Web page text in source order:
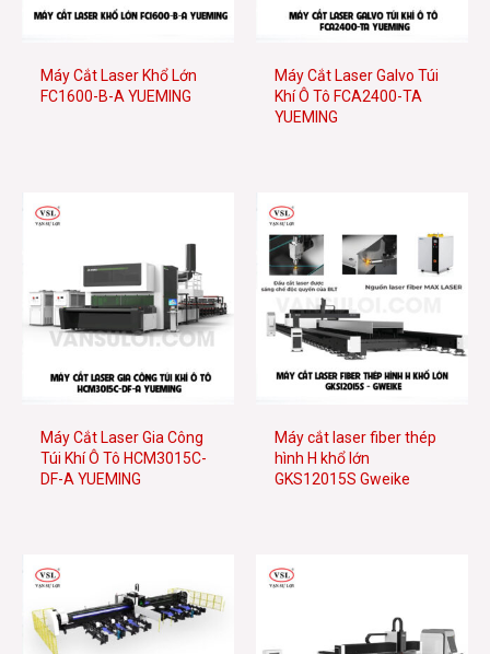
Máy Cắt Laser Khổ Lớn
FC1600-B-A YUEMING
Máy Cắt Laser Galvo Túi
Khí Ô Tô FCA2400-TA
YUEMING
Máy Cắt Laser Gia Công
Túi Khí Ô Tô HCM3015C-
DF-A YUEMING
Máy cắt laser fiber thép
hình H khổ lớn
GKS12015S Gweike